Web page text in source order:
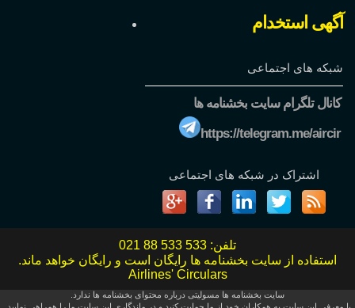
آگهی استخدام
شبکه های اجتماعی
کانال تلگرام سایت بخشنامه ها
https://telegram.me/aircir
اشتراک در شبکه های اجتماعی
تلفن: 021 88 533 533
استفاده از سایت بخشنامه ها رایگان است و رایگان خواهد ماند.
Airlines' Circulars
سایت بخشنامه ها مسولیتی درباره محتوای بخشنامه ها ندارد.